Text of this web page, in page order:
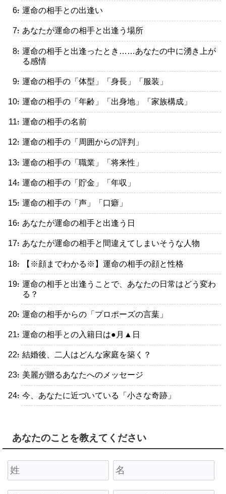
・運命の相手との出逢い
・あなたが運命の相手と出逢う場所
・運命の相手と出逢ったとき……あなたの中に湧き上が
る感情
・運命の相手の「体型」「身長」「服装」
・運命の相手の「年齢」「出身地」「家族構成」
・運命の相手の名前
・運命の相手の「周囲からの評判」
・運命の相手の「職業」「将来性」
・運命の相手の「貯金」「年収」
・運命の相手の「声」「口癖」
・あなたが運命の相手と出逢う日
・あなたが運命の相手と間違えてしまいそうな人物
・【※顔までわかる※】運命の相手の顔と性格
・運命の相手と出逢うことで、あなたの日常はどう変わ
る？
・運命の相手からの「プロポーズの言葉」
・運命の相手との入籍日は●月▲日
・結婚後、二人はどんな家庭を築く？
・美麗が贈るあなたへのメッセージ
・今、あなたに近づいている「小さな奇跡」
あなたのことを教えてください